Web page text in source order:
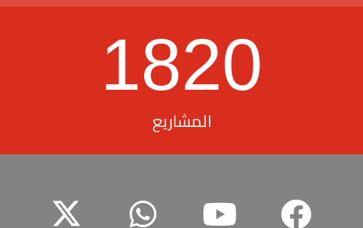
1820
المشاريع